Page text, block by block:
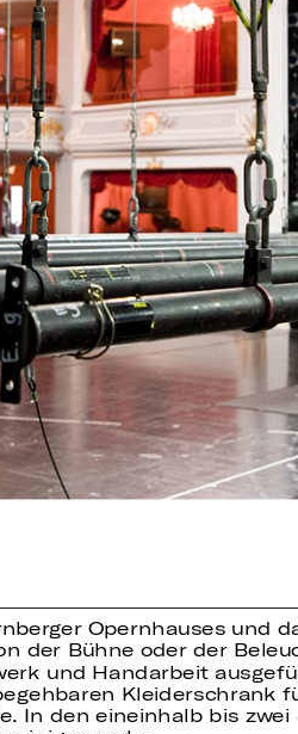
Opernhauses und
der Bühne oder der
und Handarbeit
Kleiderschrank
In den eineinhalb bis